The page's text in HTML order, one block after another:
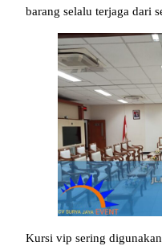
barang selalu terjaga dari
Kursi vip sering